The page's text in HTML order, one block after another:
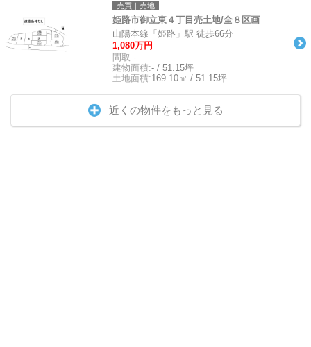
売買｜売地
姫路市御立東４丁目売土地/全８区画
山陽本線「姫路」駅 徒歩66分
1,080万円
間取:-
建物面積:- / 51.15坪
土地面積:169.10㎡ / 51.15坪
近くの物件をもっと見る